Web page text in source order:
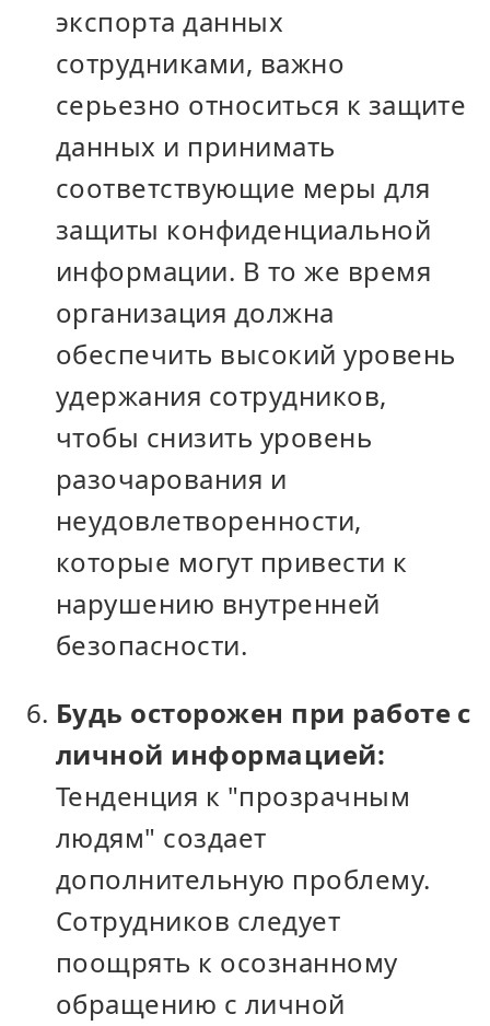
экспорта данных
сотрудниками, важно
серьезно относиться к защите
данных и принимать
соответствующие меры для
защиты конфиденциальной
информации. В то же время
организация должна
обеспечить высокий уровень
удержания сотрудников,
чтобы снизить уровень
разочарования и
неудовлетворенности,
которые могут привести к
нарушению внутренней
безопасности.
Будь осторожен при работе с
личной информацией:
Тенденция к "прозрачным
людям" создает
дополнительную проблему.
Сотрудников следует
поощрять к осознанному
обращению с личной